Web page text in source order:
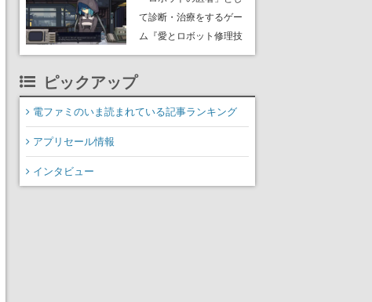
人物名、場所、時刻を結
び付けて8件の未解決事件
て診断・治療をするゲー
ム『愛とロボット修理技
術 All Our Broken Parts』
き換え、そして消去して
いく
ピックアップ
電ファミのいま読まれている記事ランキング
アプリセール情報
インタビュー